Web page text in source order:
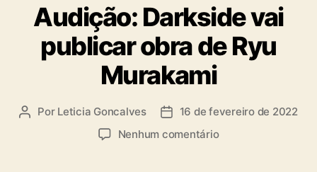
t
e
g
o
r
i
a
s
Audição: Darkside vai
publicar obra de Ryu
Murakami
A Por Leticia Goncalves
D 16 de fevereiro de 2022
Nenhum comentárioe